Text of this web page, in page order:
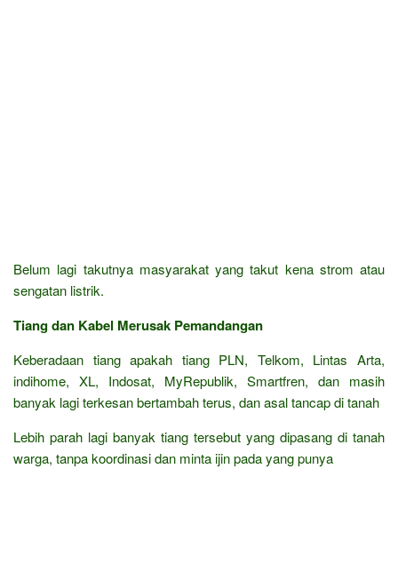
Belum lagi takutnya masyarakat yang takut kena strom atau
sengatan listrik.
Tiang dan Kabel Merusak Pemandangan
Keberadaan tiang apakah tiang PLN, Telkom, Lintas Arta,
indihome, XL, Indosat, MyRepublik, Smartfren, dan masih
banyak lagi terkesan bertambah terus, dan asal tancap di tanah
Lebih parah lagi banyak tiang tersebut yang dipasang di tanah
warga, tanpa koordinasi dan minta ijin pada yang punya